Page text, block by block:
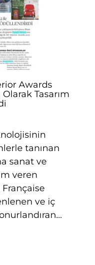
Awards
Tasarım
tanınan
sanat ve
veren
ve iç